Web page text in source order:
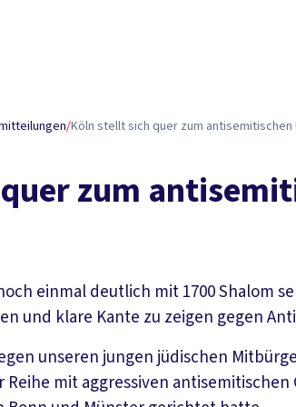
/Köln stellt sich quer zum antisemitischen
zum
einmal deutlich mit 1700 Shalom
und klare Kante zu zeigen gegen
unseren jungen jüdischen
mit aggressiven